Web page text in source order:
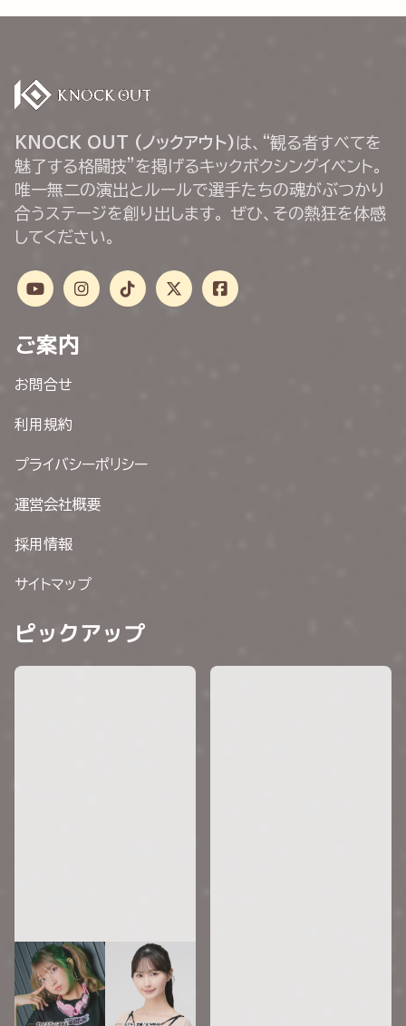
KNOCK OUT (ノックアウト) は、“観る者すべてを
魅了する格闘技”を掲げるキックボクシングイベント。
唯一無二の演出とルールで選手たちの魂がぶつかり
合うステージを創り出します。 ぜひ、その熱狂を体感
してください。
ご案内
お問合せ
利用規約
プライバシーポリシー
運営会社概要
採用情報
サイトマップ
ピックアップ